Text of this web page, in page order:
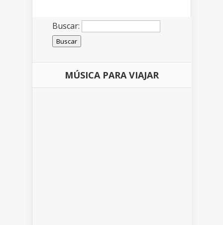
Buscar:
MÚSICA PARA VIAJAR